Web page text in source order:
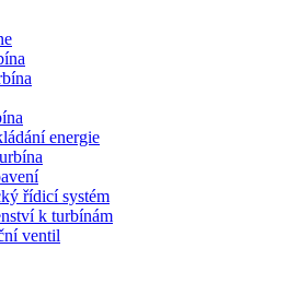
energie
řídicí systém
k turbínám
ventil